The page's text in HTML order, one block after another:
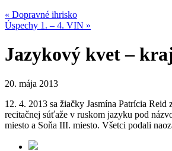
« Dopravné ihrisko
Úspechy 1. – 4. VIN »
Jazykový kvet –
20. mája 2013
12. 4. 2013 sa žiačky Jasmína Patrícia
recitačnej súťaže v ruskom jazyku pod
miesto a Soňa III. miesto. Všetci podali